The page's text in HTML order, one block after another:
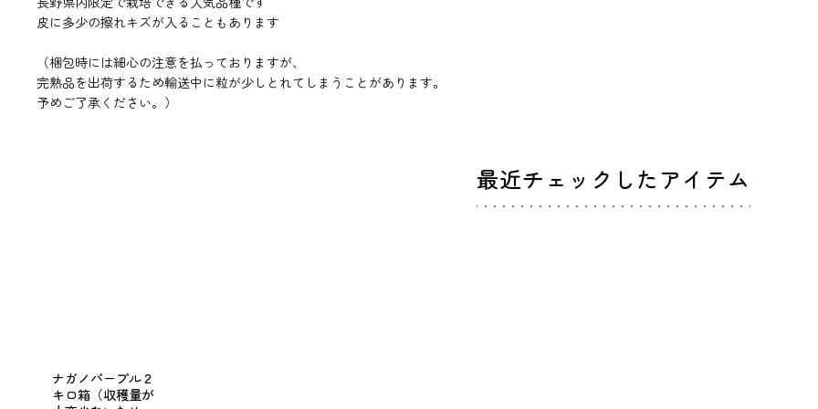
皮に多少の擦れキズが入ることもあります
（梱包時には細心の注意を払っておりますが、
完熟品を出荷するため輸送中に粒が少しとれてしまうことがあります。
予めご了承ください。）
最近チェックしたアイテム
ナガノパープル２
キロ箱（収穫量が